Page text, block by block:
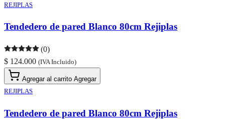
REJIPLAS
Tendedero de pared Blanco 80cm Rejiplas
(0)
$ 124.000 (IVA Incluido)
Agregar al carrito Agregar
REJIPLAS
Tendedero de pared Blanco 80cm Rejiplas